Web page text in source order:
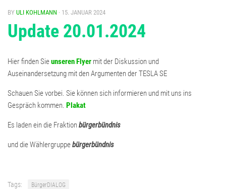
BY ULI KOHLMANN · 15. JANUAR 2024
Update 20.01.2024
Hier finden Sieunseren Flyer mit der Diskussion und
Auseinandersetzung mit den Argumenten der TESLA SE
Schauen Sie vorbei. Sie können sich informieren und mit uns ins
Gespräch kommen. Plakat
Es laden ein die Fraktionbürgerbündnis
und die Wählergruppebürgerbündnis
Tags: BürgerDIALOG